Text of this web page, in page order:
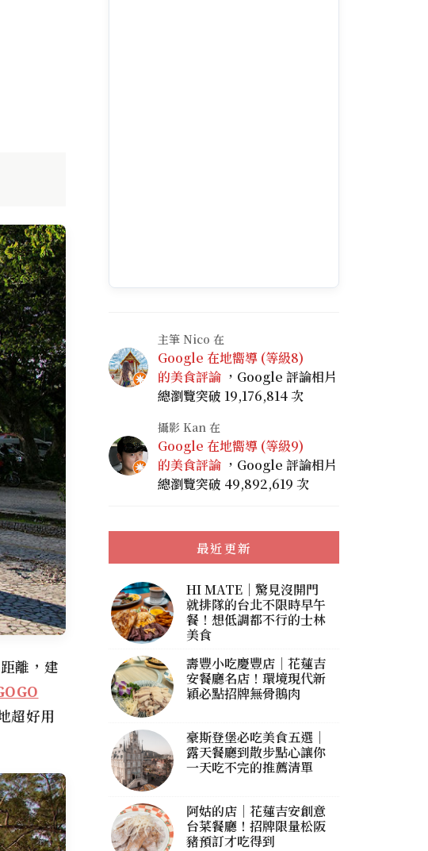
離，建
超好用
主筆 Nico 在
Google 在地嚮導 (等級8)
的美食評論 ，Google 評論相片
總瀏覽突破 19,176,814 次
攝影 Kan 在
Google 在地嚮導 (等級9)
的美食評論 ，Google 評論相片
總瀏覽突破 49,892,619 次
最近更新
HI MATE｜驚見沒開門
就排隊的台北不限時早午
餐！想低調都不行的士林
美食
壽豐小吃慶豐店｜花蓮吉
安餐廳名店！環境現代新
穎必點招牌無骨鵝肉
豪斯登堡必吃美食五選｜
露天餐廳到散步點心讓你
一天吃不完的推薦清單
阿姑的店｜花蓮吉安創意
台菜餐廳！招牌限量松阪
豬預訂才吃得到